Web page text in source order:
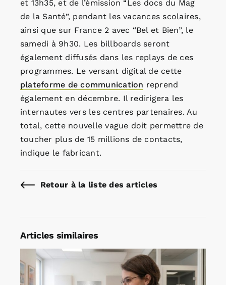
et 13h35, et de l’émission “Les docs du Mag
de la Santé”, pendant les vacances scolaires,
ainsi que sur France 2 avec “Bel et Bien”, le
samedi à 9h30. Les billboards seront
également diffusés dans les replays de ces
programmes. Le versant digital de cette
plateforme de communication reprend
également en décembre. Il redirigera les
internautes vers les centres partenaires. Au
total, cette nouvelle vague doit permettre de
toucher plus de 15 millions de contacts,
indique le fabricant.
Retour à la liste des articles
Articles similaires